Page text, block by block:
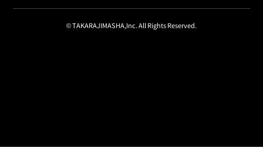
© TAKARAJIMASHA,Inc. All Rights Reserved.